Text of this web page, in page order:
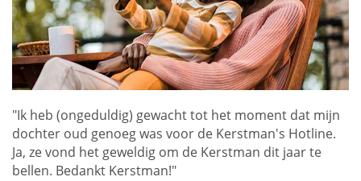
"Ik heb (ongeduldig) gewacht tot het moment dat mijn
dochter oud genoeg was voor de Kerstman's Hotline.
Ja, ze vond het geweldig om de Kerstman dit jaar te
bellen. Bedankt Kerstman!"